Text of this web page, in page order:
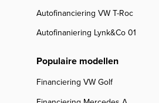
Autofinanciering VW T-Roc
Autofinaniering Lynk&Co 01
Populaire modellen
Financiering VW Golf